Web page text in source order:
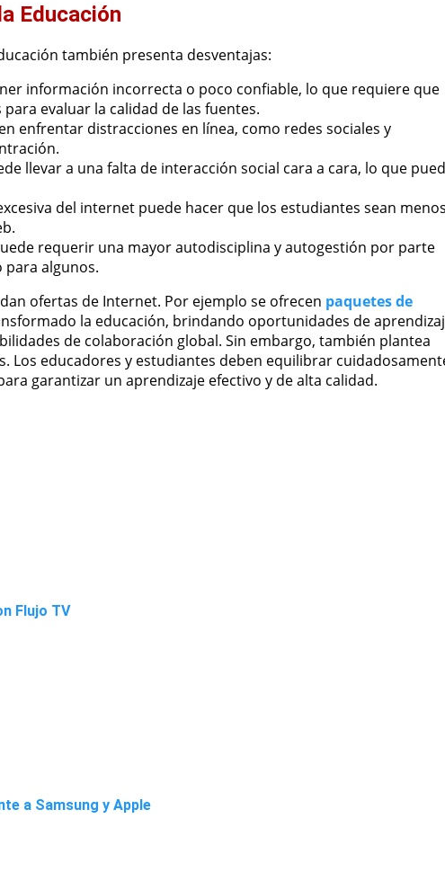
Educación
también presenta desventajas:
información incorrecta o poco confiable, lo que requiere que
evaluar la calidad de las fuentes.
enfrentar distracciones en línea, como redes sociales y
llevar a una falta de interacción social cara a cara, lo que
del internet puede hacer que los estudiantes sean
requerir una mayor autodisciplina y autogestión por parte
para algunos.
ofertas de Internet. Por ejemplo se ofrecen paquetes de
la educación, brindando oportunidades de
de colaboración global. Sin embargo, también plantea
Los educadores y estudiantes deben equilibrar
garantizar un aprendizaje efectivo y de alta calidad.
Flujo TV
a Samsung y Apple